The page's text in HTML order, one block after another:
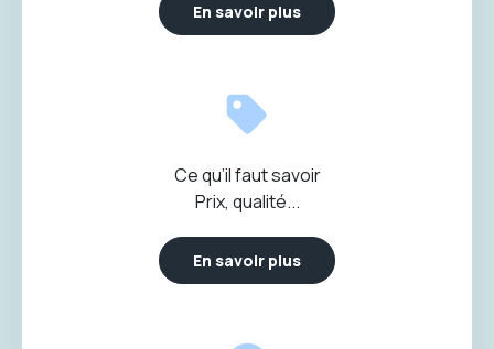
En savoir plus
Ce qu’il faut savoir
Prix, qualité...
En savoir plus